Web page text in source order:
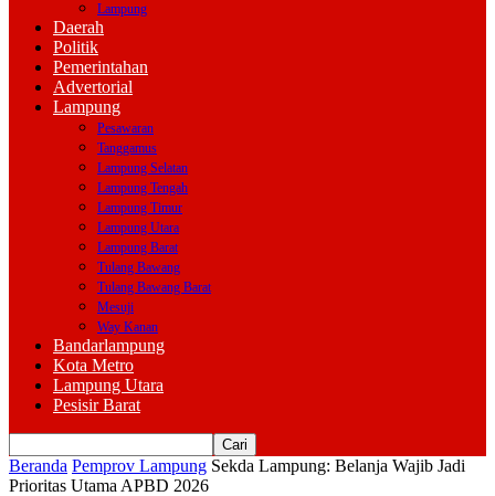
Lampung
Daerah
Politik
Pemerintahan
Advertorial
Lampung
Pesawaran
Tanggamus
Lampung Selatan
Lampung Tengah
Lampung Timur
Lampung Utara
Lampung Barat
Tulang Bawang
Tulang Bawang Barat
Mesuji
Way Kanan
Bandarlampung
Kota Metro
Lampung Utara
Pesisir Barat
Beranda Pemprov Lampung Sekda Lampung: Belanja Wajib Jadi
Prioritas Utama APBD 2026